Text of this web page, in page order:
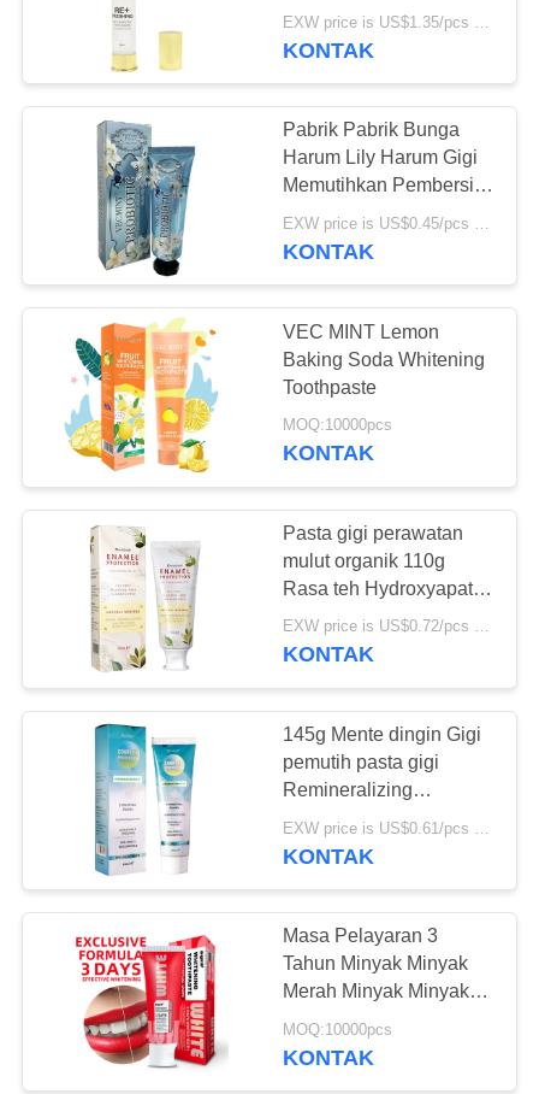
KEBIJAKAN
PRIBADI
Pasta gigi arang
aktif
Pasta Gigi Anak
Organik
Bedak Pemutih Gigi
17
Tablet Kunyah
Pasta Gigi
Penghapusan noda
Mulut Bernafas
KONTAK
Pabrik Pabrik Bunga
Harum Lily Harum Gigi
Memutihkan Pembersih
Dasar Perawatan Mulut
Pasta gigi
EXW price is US$0.45/pcs MOQ:10000 pcs
KONTAK
VEC MINT Lemon
Baking Soda Whitening
Toothpaste
MOQ:10000pcs
KONTAK
Pasta gigi perawatan
mulut organik 110g
Rasa teh Hydroxyapatite
Memutihkan gigi Ekstrak
tumbuhan alami
EXW price is US$0.72/pcs MOQ:10000pcs
KONTAK
145g Mente dingin Gigi
pemutih pasta gigi
Remineralizing
Hydroxyapatite
Perbaikan
KONTAK
Masa Pelayaran 3
Tahun Minyak Minyak
Merah Minyak Minyak
Minyak Minyak Minyak
Minyak Minyak Minyak
MOQ:10000pcs
KONTAK